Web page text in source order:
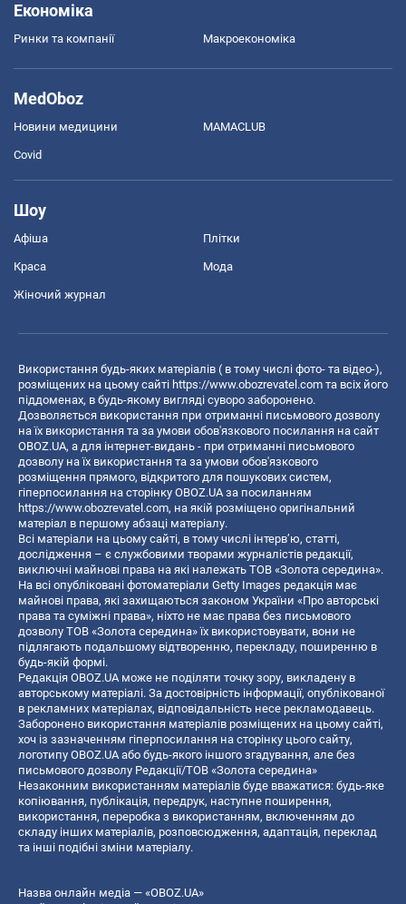
Економіка
Ринки та компанії Макроекономіка
MedOboz
Новини медицини MAMACLUB
Covid
Шоу
Афіша Плітки
Краса Мода
Жіночий журнал
Використання будь-яких матеріалів ( в тому числі фото- та відео-),
розміщених на цьому сайті https://www.obozrevatel.com та всіх його
піддоменах, в будь-якому вигляді суворо заборонено.
Дозволяється використання при отриманні письмового дозволу
на їх використання та за умови обов'язкового посилання на сайт
OBOZ.UA, а для інтернет-видань - при отриманні письмового
дозволу на їх використання та за умови обов'язкового
розміщення прямого, відкритого для пошукових систем,
гіперпосилання на сторінку OBOZ.UA за посиланням
https://www.obozrevatel.com, на якій розміщено оригінальний
матеріал в першому абзаці матеріалу.
Всі матеріали на цьому сайті, в тому числі інтерв’ю, статті,
дослідження – є службовими творами журналістів редакції,
виключні майнові права на які належать ТОВ «Золота середина».
На всі опубліковані фотоматеріали Getty Images редакція має
майнові права, які захищаються законом України «Про авторські
права та суміжні права», ніхто не має права без письмового
дозволу ТОВ «Золота середина» їх використовувати, вони не
підлягають подальшому відтворенню, перекладу, поширенню в
будь-якій формі.
Редакція OBOZ.UA може не поділяти точку зору, викладену в
авторському матеріалі. За достовірність інформації, опублікованої
в рекламних матеріалах, відповідальність несе рекламодавець.
Заборонено використання матеріалів розміщених на цьому сайті,
хоч із зазначенням гіперпосилання на сторінку цього сайту,
логотипу OBOZ.UA або будь-якого іншого згадування, але без
письмового дозволу Редакції/ТОВ «Золота середина»
Незаконним використанням матеріалів буде вважатися: будь-яке
копiювання, публiкацiя, передрук, наступне поширення,
використання, переробка з використанням, включенням до
складу інших матеріалів, розповсюдження, адаптація, переклад
та інші подібні зміни матеріалу.
Назва онлайн медіа — «OBOZ.UA»